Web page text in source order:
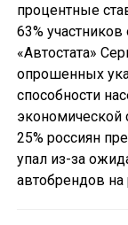
процентные
63%
«Автостата»
опрошенных
способности
экономической
25% россиян
упал из-за
автобрендов